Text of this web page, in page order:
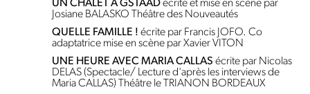
UN CHALET A GSTAADécrite et mise en scène par
Josiane BALASKO
Théâtre des Nouveautés
QUELLE FAMILLE ! écrite par Francis JOFO. Co
adaptatrice mise en scène par Xavier VITON
UNE HEURE AVEC MARIA CALLAS écrite par Nicolas
DELAS(Spectacle/ Lecture d'après les interviews de
Maria CALLAS)
Théâtre le TRIANON BORDEAUX